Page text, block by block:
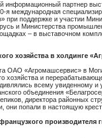
информационный партнер
я международная
при поддержке и участии
и Министерства
– в выставочном
хозяйства в холдинге
ОАО «Агромашсервис» в
хозяйства и
всему увиденному
объединения
директора районных
они попали в настоящую
производителя